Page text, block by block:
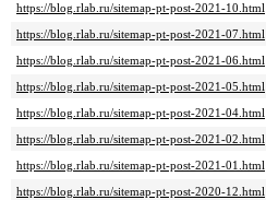
https://blog.rlab.ru/sitemap-pt-post-2021-10.html
https://blog.rlab.ru/sitemap-pt-post-2021-07.html
https://blog.rlab.ru/sitemap-pt-post-2021-06.html
https://blog.rlab.ru/sitemap-pt-post-2021-05.html
https://blog.rlab.ru/sitemap-pt-post-2021-04.html
https://blog.rlab.ru/sitemap-pt-post-2021-02.html
https://blog.rlab.ru/sitemap-pt-post-2021-01.html
https://blog.rlab.ru/sitemap-pt-post-2020-12.html